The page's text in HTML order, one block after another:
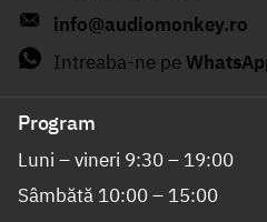
info@audiomonkey.ro
Intreaba-ne pe
Program
Luni – vineri 9:30 – 19:00
Sâmbătă 10:00 – 15:00